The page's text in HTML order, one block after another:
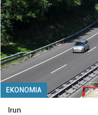
EKONOMIA
Irun